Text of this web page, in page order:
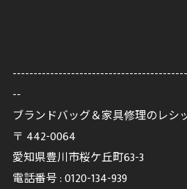
--
ブランドバッグ＆家具修理のレシ
〒 442-0064
愛知県豊川市桜ケ丘町63-3
電話番号 :0120-134-939